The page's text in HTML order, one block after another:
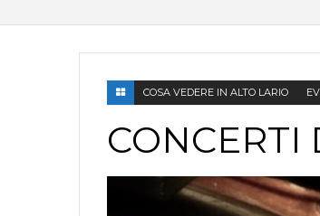
COSA VEDERE IN ALTO LARIO
CONCERTI